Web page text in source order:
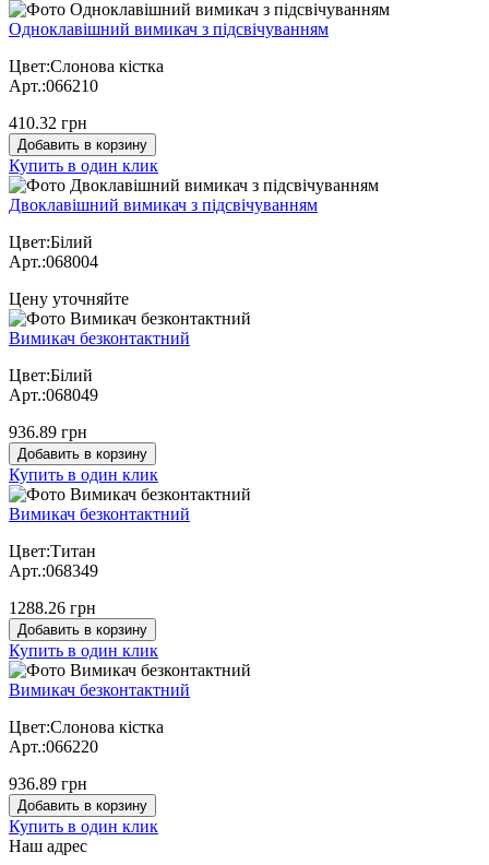
Одноклавішний вимикач з підсвічуванням
Цвет:Слонова кістка
Арт.:066210
410.32 грн
Добавить в корзину
Купить в один клик
Двоклавішний вимикач з підсвічуванням
Цвет:Білий
Арт.:068004
Цену уточняйте
Вимикач безконтактний
Цвет:Білий
Арт.:068049
936.89 грн
Добавить в корзину
Купить в один клик
Вимикач безконтактний
Цвет:Титан
Арт.:068349
1288.26 грн
Добавить в корзину
Купить в один клик
Вимикач безконтактний
Цвет:Слонова кістка
Арт.:066220
936.89 грн
Добавить в корзину
Купить в один клик
Наш адрес